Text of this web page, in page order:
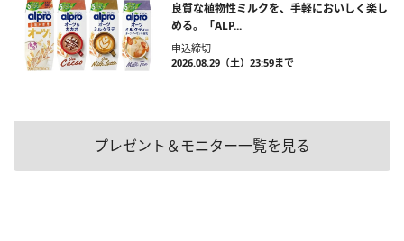
良質な植物性ミルクを、手軽においしく楽し
める。「ALP...
申込締切
2026.08.29（土）23:59まで
プレゼント＆モニター一覧を見る